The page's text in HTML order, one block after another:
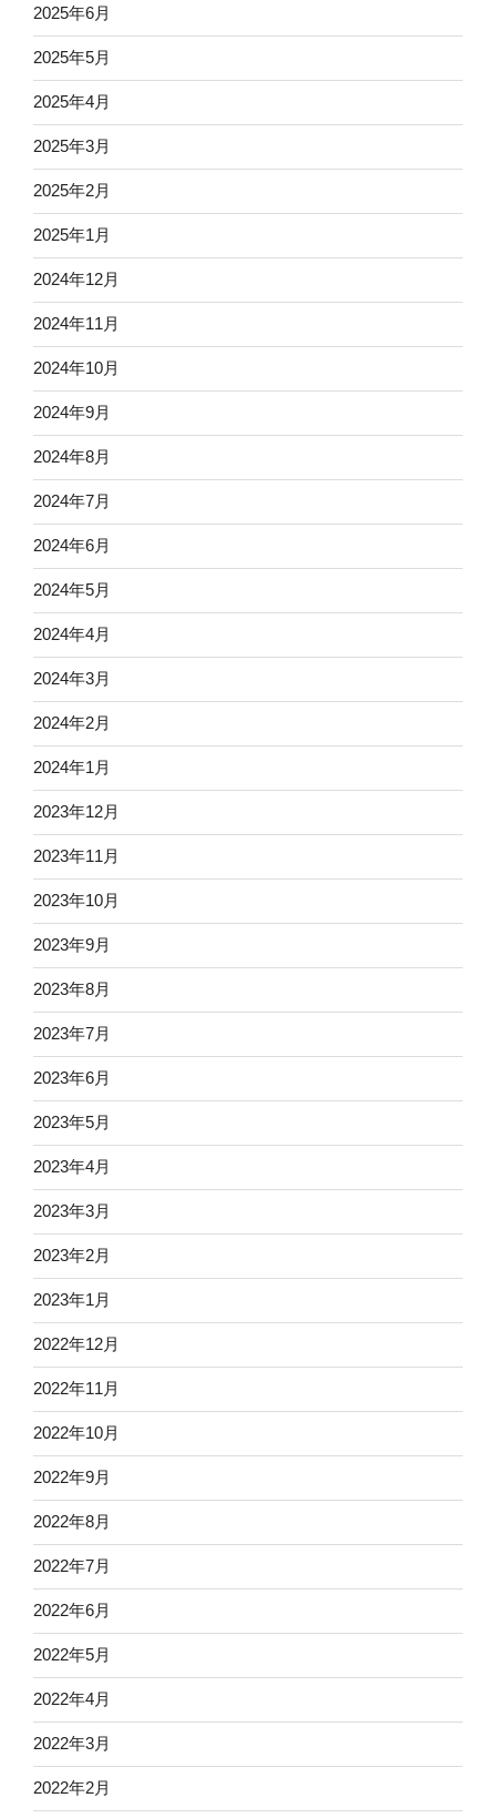
2025年6月
2025年5月
2025年4月
2025年3月
2025年2月
2025年1月
2024年12月
2024年11月
2024年10月
2024年9月
2024年8月
2024年7月
2024年6月
2024年5月
2024年4月
2024年3月
2024年2月
2024年1月
2023年12月
2023年11月
2023年10月
2023年9月
2023年8月
2023年7月
2023年6月
2023年5月
2023年4月
2023年3月
2023年2月
2023年1月
2022年12月
2022年11月
2022年10月
2022年9月
2022年8月
2022年7月
2022年6月
2022年5月
2022年4月
2022年3月
2022年2月